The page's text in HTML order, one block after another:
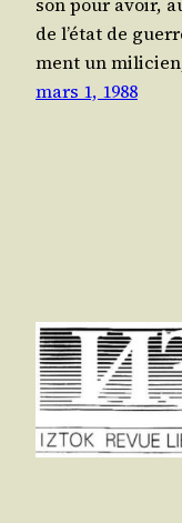
de l’é­tat de
ment un
mars 1, 1988